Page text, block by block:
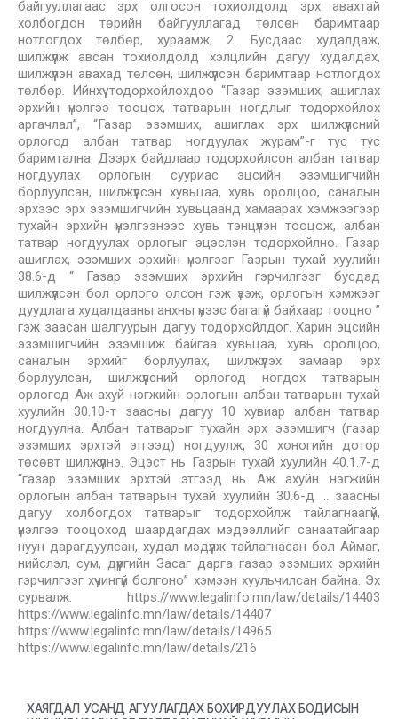
байгууллагаас эрх олгосон тохиолдолд эрх авахтай
холбогдон төрийн байгууллагад төлсөн баримтаар
нотлогдох төлбөр, хураамж; 2. Бусдаас худалдаж,
шилжүүлж авсан тохиолдолд хэлцлийн дагуу худалдах,
шилжүүлэн авахад төлсөн, шилжүүлсэн баримтаар нотлогдох
төлбөр. Ийнхүү тодорхойлохдоо “Газар эзэмших, ашиглах
эрхийн үнэлгээ тооцох, татварын ногдлыг тодорхойлох
аргачлал”, “Газар эзэмших, ашиглах эрх шилжүүлсний
орлогод албан татвар ногдуулах журам”-г тус тус
баримтална. Дээрх байдлаар тодорхойлсон албан татвар
ногдуулах орлогын сууриас эцсийн эзэмшигчийн
борлуулсан, шилжүүлсэн хувьцаа, хувь оролцоо, саналын
эрхээс эрх эзэмшигчийн хувьцаанд хамаарах хэмжээгээр
тухайн эрхийн үнэлгээнээс хувь тэнцүүлэн тооцож, албан
татвар ногдуулах орлогыг эцэслэн тодорхойлно. Газар
ашиглах, эзэмших эрхийн үнэлгээг Газрын тухай хуулийн
38.6-д “ Газар эзэмших эрхийн гэрчилгээг бусдад
шилжүүлсэн бол орлого олсон гэж үзэж, орлогын хэмжээг
дуудлага худалдааны анхны үнээс багагүй байхаар тооцно ”
гэж заасан шалгуурын дагуу тодорхойлдог. Харин эцсийн
эзэмшигчийн эзэмшиж байгаа хувьцаа, хувь оролцоо,
саналын эрхийг борлуулах, шилжүүлэх замаар эрх
борлуулсан, шилжүүлсний орлогод ногдох татварын
орлогод Аж ахуй нэгжийн орлогын албан татварын тухай
хуулийн 30.10-т заасны дагуу 10 хувиар албан татвар
ногдуулна. Албан татварыг тухайн эрх эзэмшигч (газар
эзэмших эрхтэй этгээд) ногдуулж, 30 хоногийн дотор
төсөвт шилжүүлнэ. Эцэст нь Газрын тухай хуулийн 40.1.7-д
“газар эзэмших эрхтэй этгээд нь Аж ахуйн нэгжийн
орлогын албан татварын тухай хуулийн 30.6-д … заасны
дагуу холбогдох татварыг тодорхойлж тайлагнаагүй,
үнэлгээ тооцоход шаардагдах мэдээллийг санаатайгаар
нуун дарагдуулсан, худал мэдүүлж тайлагнасан бол Аймаг,
нийслэл, сум, дүүргийн Засаг дарга газар эзэмших эрхийн
гэрчилгээг хүчингүй болгоно” хэмээн хуульчилсан байна. Эх
сурвалж: https://www.legalinfo.mn/law/details/14403
https://www.legalinfo.mn/law/details/14407
https://www.legalinfo.mn/law/details/14965
https://www.legalinfo.mn/law/details/216
ХАЯГДАЛ УСАНД АГУУЛАГДАХ БОХИРДУУЛАХ БОДИСЫН